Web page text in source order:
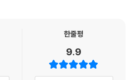
아주 많은 부자들이었다. 사실 물질적 이
참가하지 않은 사람들이다.
호탄 “기독교도 창자 끝을 말뚝에 묶
마친다.
라가다 보면 유럽 곳곳을 방문함은 물론,
까지 한달음에 도달한다.
한줄평
9.9